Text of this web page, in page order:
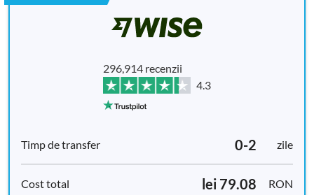
296,914 recenzii
4.3
0-2 zile
lei 79.08
RON